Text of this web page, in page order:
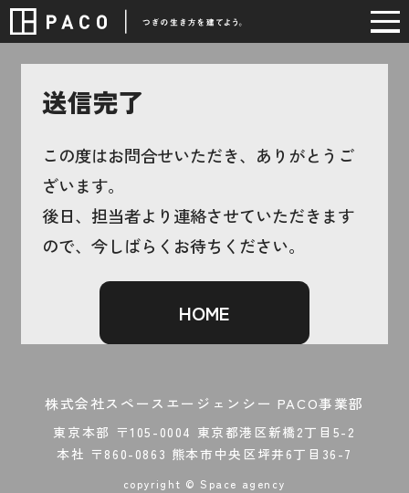
送信完了
この度はお問合せいただき、ありがとうご
ざいます。
後日、担当者より連絡させていただきます
ので、今しばらくお待ちください。
HOME
株式会社スペースエージェンシー PACO事業部
東京本部 〒105-0004 東京都港区新橋2丁目5-2
本社 〒860-0863 熊本市中央区坪井6丁目36-7
copyright © Space agency